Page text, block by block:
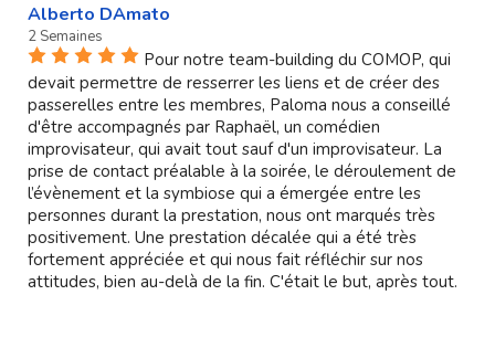
Alberto DAmato
2 Semaines
Pour notre team-building du COMOP, qui
devait permettre de resserrer les liens et de créer des
passerelles entre les membres, Paloma nous a conseillé
d'être accompagnés par Raphaël, un comédien
improvisateur, qui avait tout sauf d'un improvisateur. La
prise de contact préalable à la soirée, le déroulement de
l’évènement et la symbiose qui a émergée entre les
personnes durant la prestation, nous ont marqués très
positivement. Une prestation décalée qui a été très
fortement appréciée et qui nous fait réfléchir sur nos
attitudes, bien au-delà de la fin. C'était le but, après tout.